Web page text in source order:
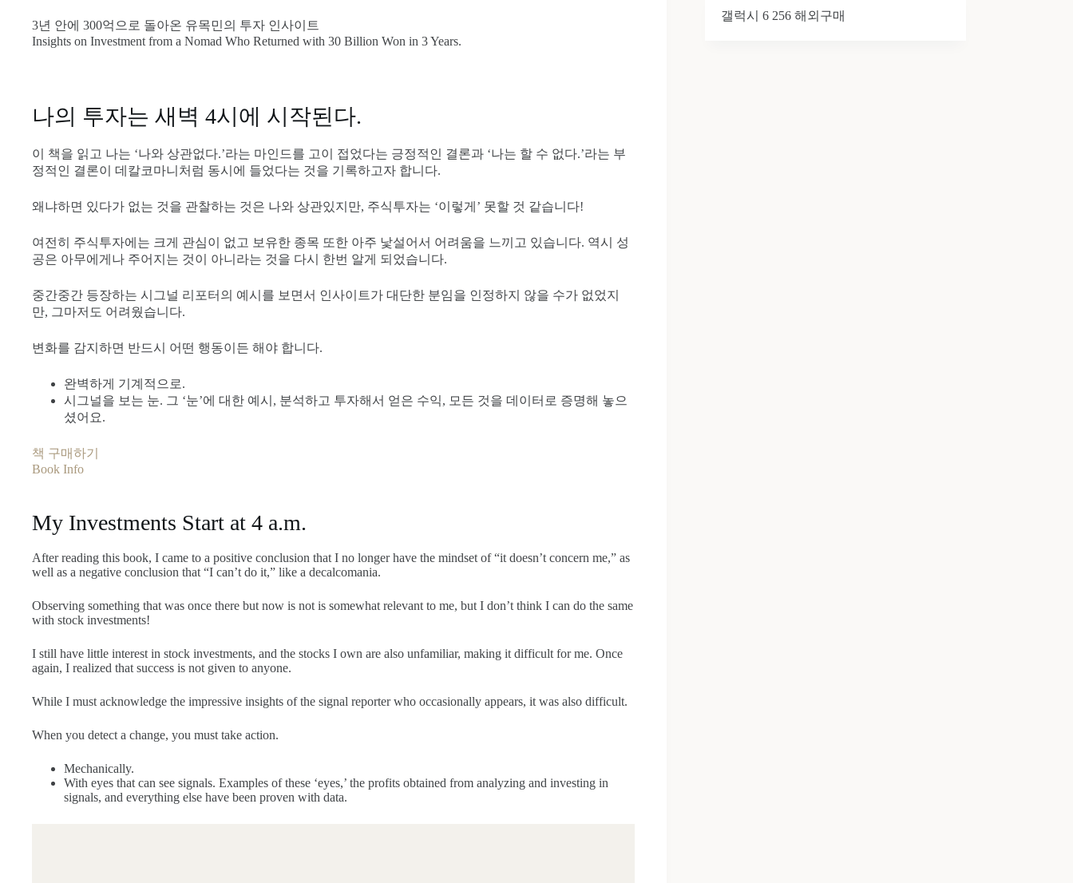
3년 안에 300억으로 돌아온 유목민의 투자 인사이트
Insights on Investment from a Nomad Who Returned with 30 Billion Won in 3 Years.
나의 투자는 새벽 4시에 시작된다.
이 책을 읽고 나는 ‘나와 상관없다.’라는 마인드를 고이 접었다는 긍정적인 결론과 ‘나는 할 수 없다.’라는 부
정적인 결론이 데칼코마니처럼 동시에 들었다는 것을 기록하고자 합니다.
왜냐하면 있다가 없는 것을 관찰하는 것은 나와 상관있지만, 주식투자는 ‘이렇게’ 못할 것 같습니다!
여전히 주식투자에는 크게 관심이 없고 보유한 종목 또한 아주 낯설어서 어려움을 느끼고 있습니다. 역시 성
공은 아무에게나 주어지는 것이 아니라는 것을 다시 한번 알게 되었습니다.
중간중간 등장하는 시그널 리포터의 예시를 보면서 인사이트가 대단한 분임을 인정하지 않을 수가 없었지
만, 그마저도 어려웠습니다.
변화를 감지하면 반드시 어떤 행동이든 해야 합니다.
완벽하게 기계적으로.
시그널을 보는 눈. 그 ‘눈’에 대한 예시, 분석하고 투자해서 얻은 수익, 모든 것을 데이터로 증명해 놓으
셨어요.
책 구매하기
Book Info
My Investments Start at 4 a.m.
After reading this book, I came to a positive conclusion that I no longer have the mindset of “it doesn’t concern me,” as
well as a negative conclusion that “I can’t do it,” like a decalcomania.
Observing something that was once there but now is not is somewhat relevant to me, but I don’t think I can do the same
with stock investments!
I still have little interest in stock investments, and the stocks I own are also unfamiliar, making it difficult for me. Once
again, I realized that success is not given to anyone.
While I must acknowledge the impressive insights of the signal reporter who occasionally appears, it was also difficult.
When you detect a change, you must take action.
Mechanically.
With eyes that can see signals. Examples of these ‘eyes,’ the profits obtained from analyzing and investing in
signals, and everything else have been proven with data.
갤럭시 6 256 해외구매